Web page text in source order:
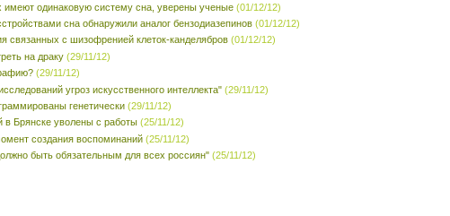
одинаковую систему сна, уверены ученые (01/12/12)
сна обнаружили аналог бензодиазепинов (01/12/12)
связанных с шизофренией клеток-канделябров (01/12/12)
на драку (29/11/12)
(29/11/12)
угроз искусственного интеллекта" (29/11/12)
генетически (29/11/12)
в Брянске уволены с работы (25/11/12)
создания воспоминаний (25/11/12)
быть обязательным для всех россиян" (25/11/12)